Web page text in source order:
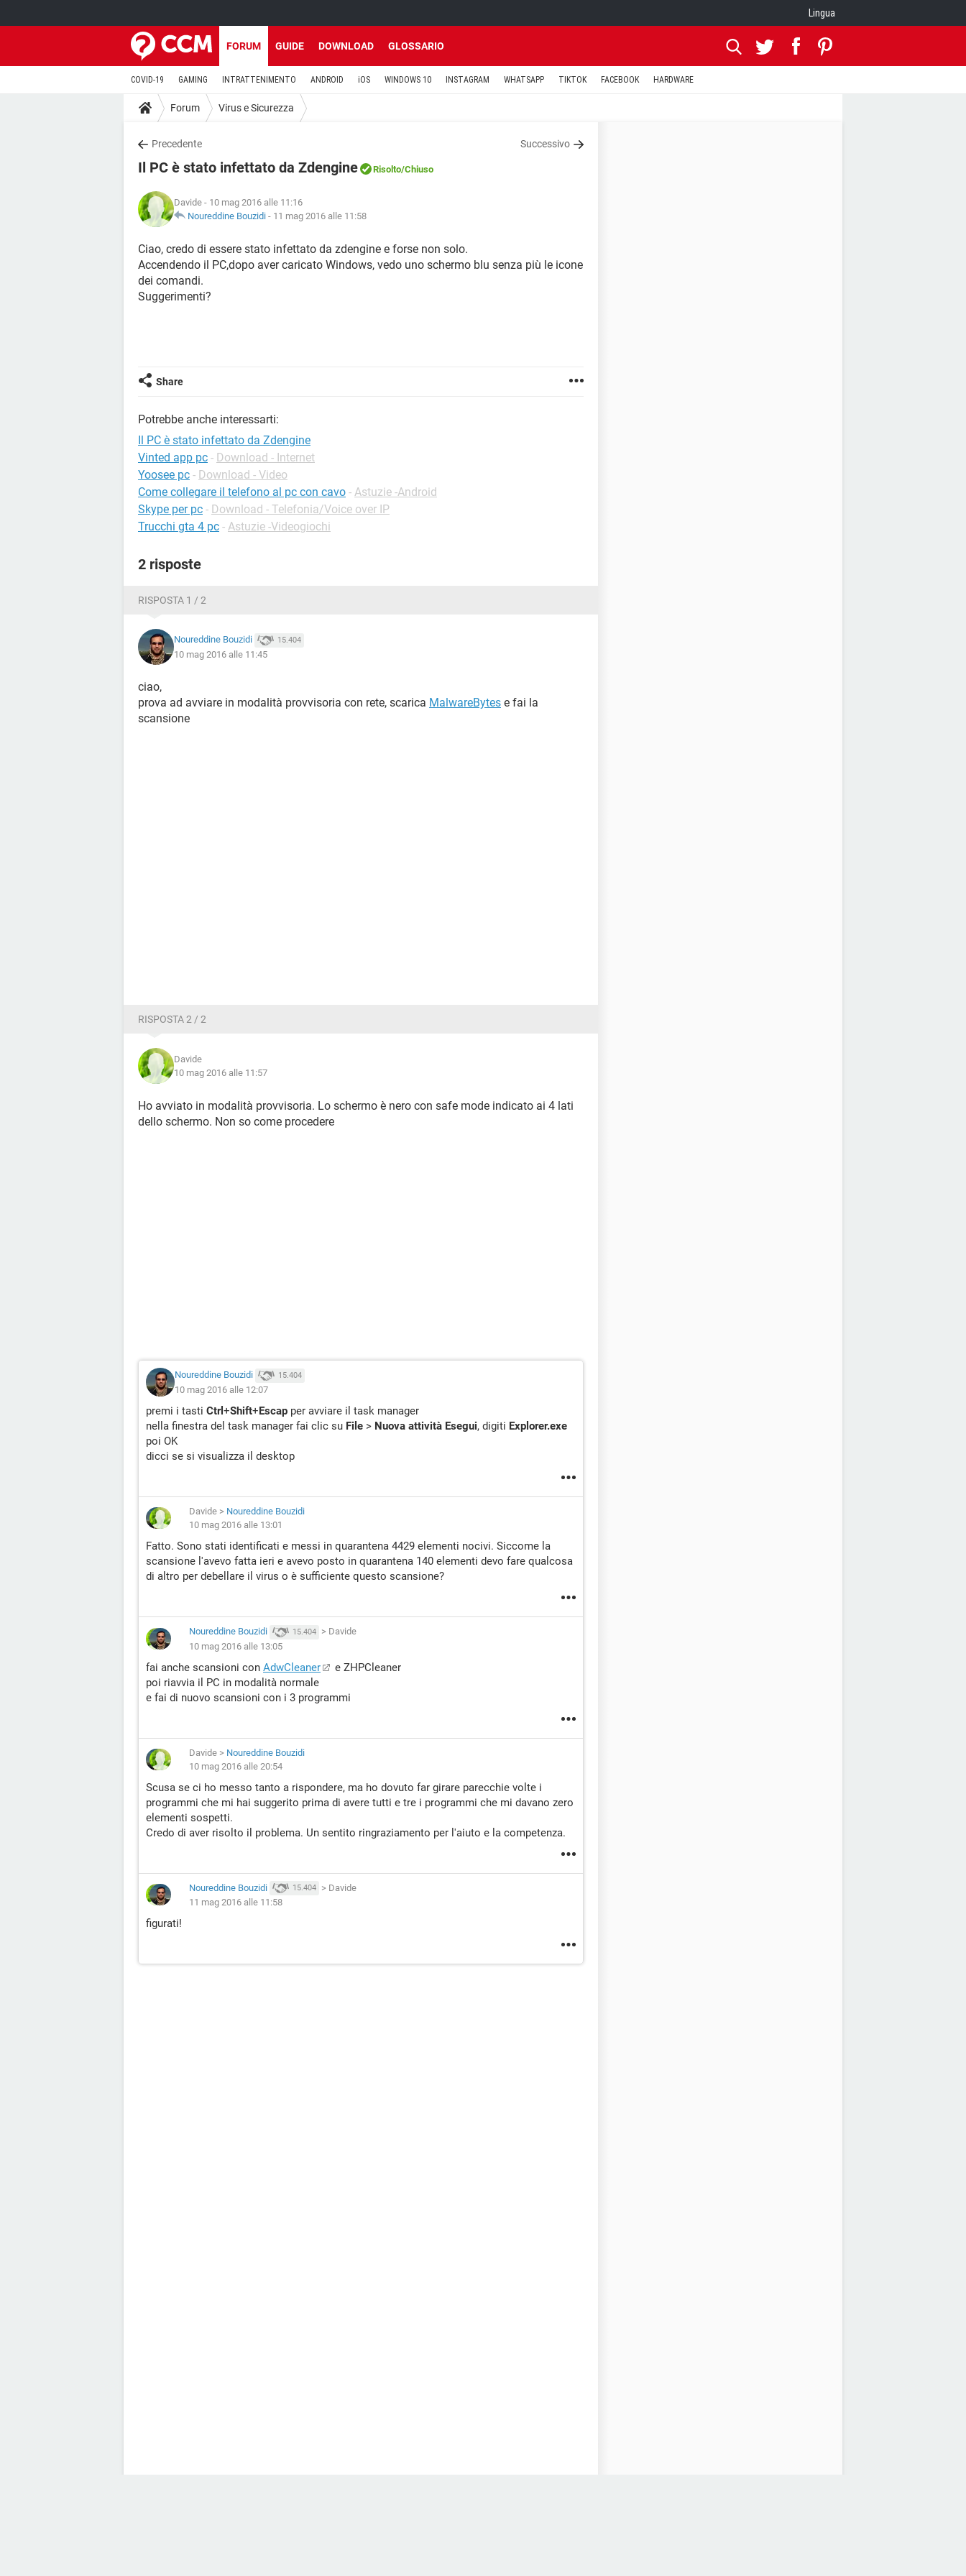
Lingua
FORUM GUIDE DOWNLOAD GLOSSARIO
COVID-19 GAMING INTRATTENIMENTO ANDROID iOS WINDOWS 10 INSTAGRAM WHATSAPP TIKTOK FACEBOOK HARDWARE
Forum Virus e Sicurezza
Precedente Successivo
Il PC è stato infettato da Zdengine Risolto/Chiuso
Davide - 10 mag 2016 alle 11:16
Noureddine Bouzidi - 11 mag 2016 alle 11:58
Ciao, credo di essere stato infettato da zdengine e forse non solo.
Accendendo il PC,dopo aver caricato Windows, vedo uno schermo blu senza più le icone
dei comandi.
Suggerimenti?
Share
Potrebbe anche interessarti:
Il PC è stato infettato da Zdengine
Vinted app pc - Download - Internet
Yoosee pc - Download - Video
Come collegare il telefono al pc con cavo - Astuzie -Android
Skype per pc - Download - Telefonia/Voice over IP
Trucchi gta 4 pc - Astuzie -Videogiochi
2 risposte
RISPOSTA 1 / 2
Noureddine Bouzidi 15.404
10 mag 2016 alle 11:45
ciao,
prova ad avviare in modalità provvisoria con rete, scarica MalwareBytes e fai la
scansione
RISPOSTA 2 / 2
Davide
10 mag 2016 alle 11:57
Ho avviato in modalità provvisoria. Lo schermo è nero con safe mode indicato ai 4 lati
dello schermo. Non so come procedere
Noureddine Bouzidi 15.404
10 mag 2016 alle 12:07
premi i tasti Ctrl+Shift+Escap per avviare il task manager
nella finestra del task manager fai clic su File > Nuova attività Esegui, digiti Explorer.exe
poi OK
dicci se si visualizza il desktop
Davide > Noureddine Bouzidi
10 mag 2016 alle 13:01
Fatto. Sono stati identificati e messi in quarantena 4429 elementi nocivi. Siccome la
scansione l'avevo fatta ieri e avevo posto in quarantena 140 elementi devo fare qualcosa
di altro per debellare il virus o è sufficiente questo scansione?
Noureddine Bouzidi 15.404 > Davide
10 mag 2016 alle 13:05
fai anche scansioni con AdwCleaner
e ZHPCleaner
poi riavvia il PC in modalità normale
e fai di nuovo scansioni con i 3 programmi
Davide > Noureddine Bouzidi
10 mag 2016 alle 20:54
Scusa se ci ho messo tanto a rispondere, ma ho dovuto far girare parecchie volte i
programmi che mi hai suggerito prima di avere tutti e tre i programmi che mi davano zero
elementi sospetti.
Credo di aver risolto il problema. Un sentito ringraziamento per l'aiuto e la competenza.
Noureddine Bouzidi 15.404 > Davide
11 mag 2016 alle 11:58
figurati!